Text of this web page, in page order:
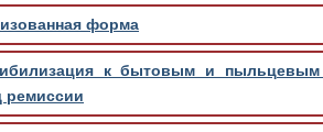
форма
к бытовым и пыльцевым
ремиссии